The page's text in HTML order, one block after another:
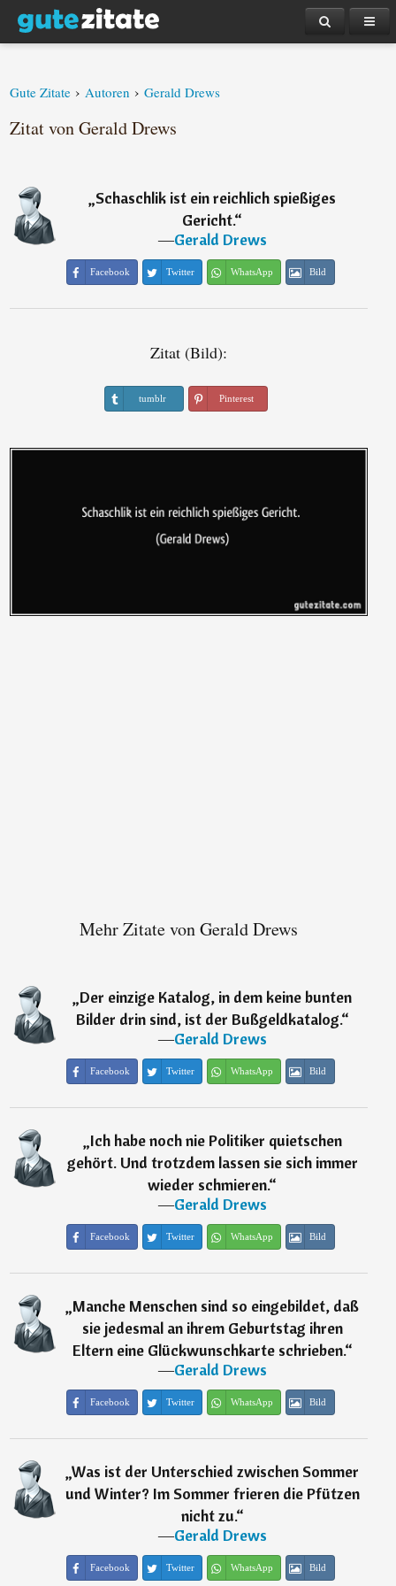
Gute Zitate › Autoren › Gerald Drews
Zitat von Gerald Drews
„Schaschlik ist ein reichlich spießiges
Gericht.“
―Gerald Drews
Facebook Twitter WhatsApp Bild
Zitat (Bild):
tumblr Pinterest
Mehr Zitate von Gerald Drews
„Der einzige Katalog, in dem keine bunten
Bilder drin sind, ist der Bußgeldkatalog.“
―Gerald Drews
Facebook Twitter WhatsApp Bild
„Ich habe noch nie Politiker quietschen
gehört. Und trotzdem lassen sie sich immer
wieder schmieren.“
―Gerald Drews
Facebook Twitter WhatsApp Bild
„Manche Menschen sind so eingebildet, daß
sie jedesmal an ihrem Geburtstag ihren
Eltern eine Glückwunschkarte schrieben.“
―Gerald Drews
Facebook Twitter WhatsApp Bild
„Was ist der Unterschied zwischen Sommer
und Winter? Im Sommer frieren die Pfützen
nicht zu.“
―Gerald Drews
Facebook Twitter WhatsApp Bild